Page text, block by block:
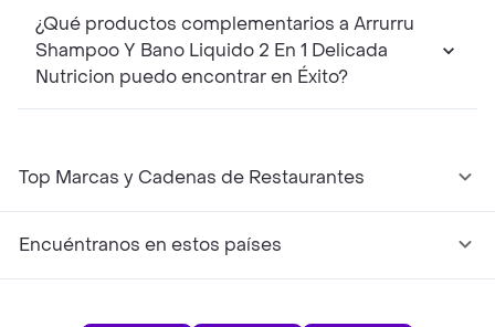
¿Qué productos complementarios a Arrurru
Shampoo Y Bano Liquido 2 En 1 Delicada
Nutricion puedo encontrar en Éxito?
Top Marcas y Cadenas de Restaurantes
Encuéntranos en estos países